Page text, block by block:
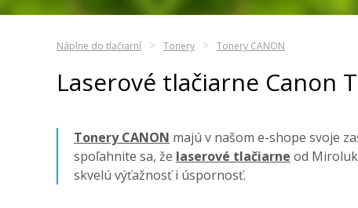
Náplne do tlačiarní Tonery Tonery CANON
Laserové tlačiarne Canon
Tonery CANON majú v našom e-shope svoje
spoľahnite sa, že laserové tlačiarne od
skvelú výťažnosť i úspornosť.